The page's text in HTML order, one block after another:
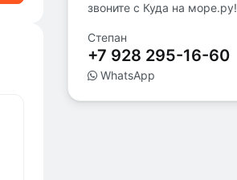
звоните с Куда на море.ру!
Степан
+7 928 295-16-60
WhatsApp